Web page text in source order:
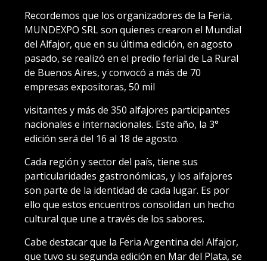
Recordemos que los organizadores de la Feria,
MUNDEXPO SRL son quienes crearon el Mundial
del Alfajor, que en su última edición, en agosto
pasado, se realizó en el predio ferial de La Rural
de Buenos Aires, y convocó a más de 70
empresas expositoras, 50 mil
visitantes y más de 350 alfajores participantes
nacionales e internacionales. Este año, la 3°
edición será del 16 al 18 de agosto.
Cada región y sector del país, tiene sus
particularidades gastronómicas, y los alfajores
son parte de la identidad de cada lugar. Es por
ello que estos encuentros consolidan un hecho
cultural que une a través de los sabores.
Cabe destacar que la Feria Argentina del Alfajor,
que tuvo su segunda edición en Mar del Plata, se